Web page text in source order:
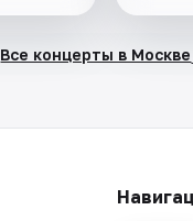
Все концерты в Москве